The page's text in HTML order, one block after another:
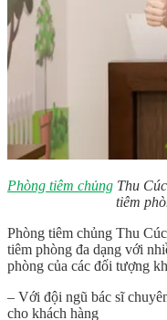
Phòng tiêm chủng Thu
tiêm
Phòng tiêm chủng Thu
tiêm phòng đa dạng với
phòng của các đối tượng
– Với đội ngũ bác sĩ
cho khách hàng